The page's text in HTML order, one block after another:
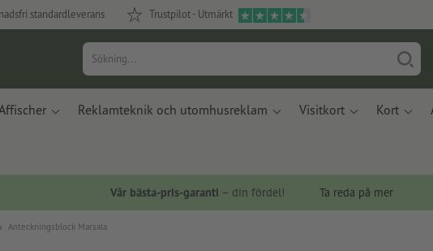
standardleverans Trustpilot - Utmärkt
Reklamteknik och utomhusreklam Visitkort Kort
Vår bästa-pris-garanti – din fördel! Ta reda på mer
Anteckningsblock Marsala